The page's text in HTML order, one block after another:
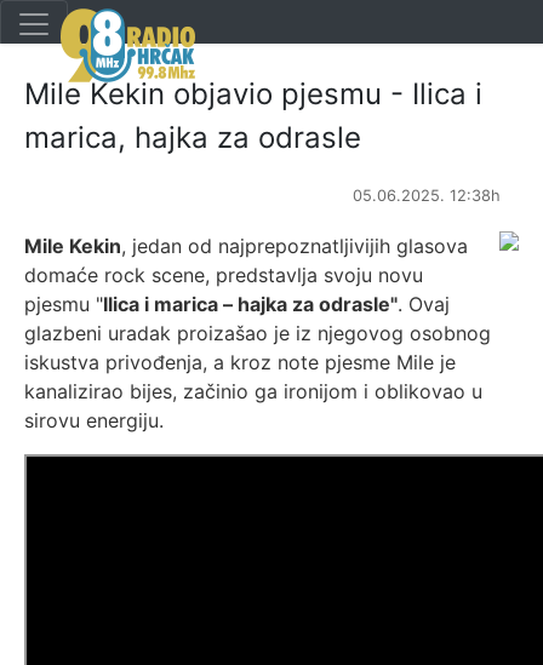
Mile Kekin objavio pjesmu - Ilica i
marica, hajka za odrasle
05.06.2025. 12:38h
Mile Kekin, jedan od najprepoznatljivijih glasova
domaće rock scene, predstavlja svoju novu
pjesmu "Ilica i marica – hajka za odrasle". Ovaj
glazbeni uradak proizašao je iz njegovog osobnog
iskustva privođenja, a kroz note pjesme Mile je
kanalizirao bijes, začinio ga ironijom i oblikovao u
sirovu energiju.